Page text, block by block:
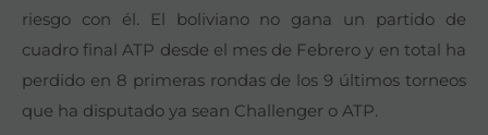
riesgo con él. El boliviano no gana un partido de
cuadro final ATP desde el mes de Febrero y en total ha
perdido en 8 primeras rondas de los 9 últimos torneos
que ha disputado ya sean Challenger o ATP.